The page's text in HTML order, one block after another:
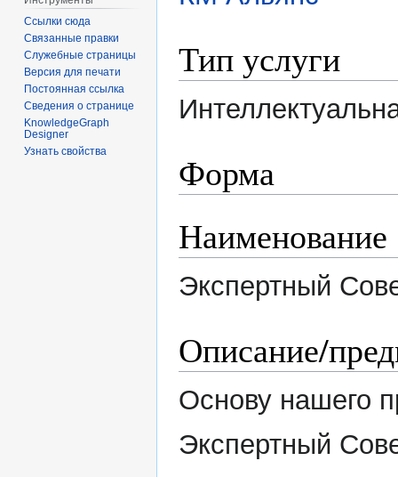
Тип услуги
Форма
Наименование
Экспертный
Описание/
Основу нашего
Экспертный
Ссылки сюда
Связанные правки
Служебные страницы
Версия для печати
Постоянная ссылка
Сведения о странице
KnowledgeGraph
Designer
Узнать свойства